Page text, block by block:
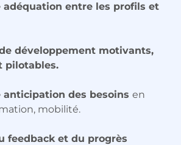
adéquation entre les profils et
développement motivants,
pilotables.
anticipation des besoins en
mobilité.
feedback et du progrès